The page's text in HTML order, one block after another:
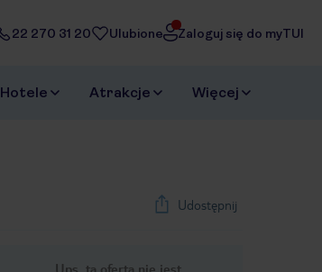
22 270 31 20 Ulubione Zaloguj się do myTUI
Hotele Atrakcje Więcej
Udostępnij
Ups, ta oferta nie jest